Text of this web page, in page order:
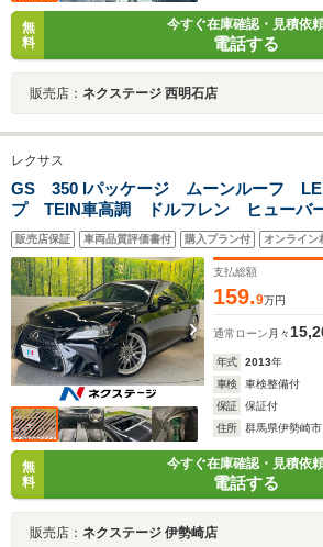
無
料
今すぐ在庫確認・見積依
電話する
販売店： ネクステージ 西明石店
レクサス
GS 350 Iパッケージ ムーンルーフ
プ TEIN車高調 ドルフレン ヒューバ
ミホイール 後期ルック 前席ベンチレ
トヒーター ブラック革シート クルー
販売店保証 車両品質評価書付 購入プラン付 オンライン
支払総額
159.9万円
通常ローン 月々
年式 2013年
車検
車検整備付
保証
保証付
住所
群馬県伊勢崎市
無
料
今すぐ在庫確認・見積依
電話する
販売店： ネクステージ 伊勢崎店